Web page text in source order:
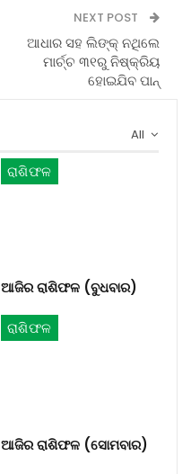
NEXT POST
ଆଧାର ସହ ଲିଙ୍କ୍ ନଥିଲେ
ମାର୍ଚ୍ଚ ୩୧ରୁ ନିଷ୍କ୍ରିୟ
ହୋଇଯିବ ପାନ୍
All
ରାଶିଫଳ
ଆଜିର ରାଶିଫଳ (ବୁଧବାର)
ରାଶିଫଳ
ଆଜିର ରାଶିଫଳ (ସୋମବାର)